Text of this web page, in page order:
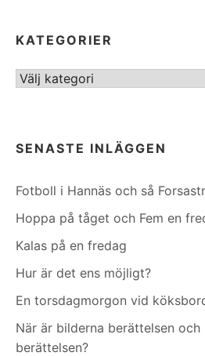
KATEGORIER
Kategorier
SENASTE INLÄGGEN
Fotboll i Hannäs och så
Hoppa på tåget och Fem en
Kalas på en fredag
Hur är det ens möjligt?
En torsdagmorgon vid
När är bilderna berättelsen
berättelsen?